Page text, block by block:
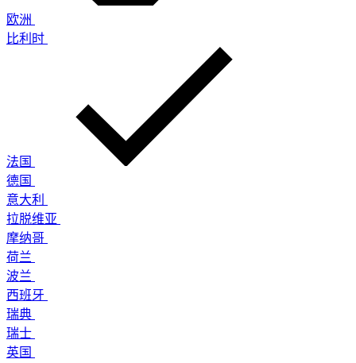
欧洲
比利时
法国
德国
意大利
拉脱维亚
摩纳哥
荷兰
波兰
西班牙
瑞典
瑞士
英国